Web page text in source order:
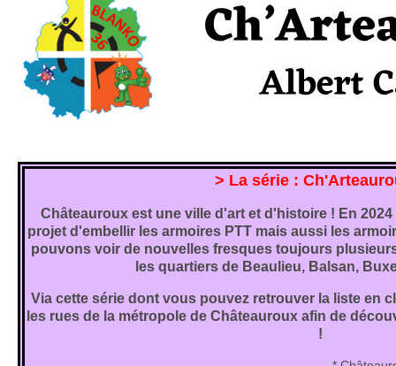
> La série :
Châteauroux est une ville d'art et d'histoire ! En
projet d'embellir les armoires PTT mais aussi les
pouvons voir de nouvelles fresques toujours
les quartiers de Beaulieu, Balsan,
Via cette série dont vous pouvez retrouver la liste en
les rues de la métropole de Châteauroux afin de
!